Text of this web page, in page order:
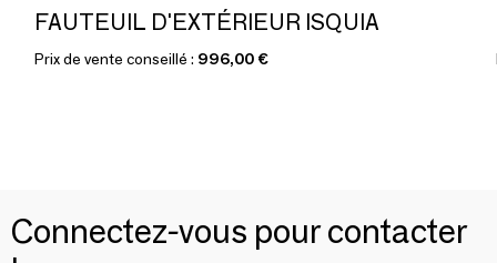
FAUTEUIL D'EXTÉRIEUR ISQUIA
Prix de vente conseillé : 996,00 €
Connectez-vous pour contacter